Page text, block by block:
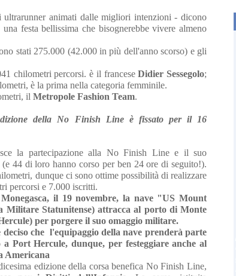
animati dalle migliori intenzioni - dicono
festa bellissima che bisognerebbe vivere almeno
stati 275.000 (42.000 in più dell'anno scorso) e gli
chilometri percorsi. è il franceseDidier Sessegolo;
è la prima nella categoria femminile.
il Metropole Fashion Team.
della No Finish Line è fissato per il 16
la partecipazione alla No Finish Line e il suo
44 di loro hanno corso per ben 24 ore di seguito!).
dunque ci sono ottime possibilità di realizzare
percorsi e 7.000 iscritti.
il 19 novembre, la nave "US Mount
Statunitense) attracca al porto di Monte
per porgere il suo omaggio militare.
che l'equipaggio della nave prenderà parte
Port Hercule, dunque, per festeggiare anche al
Americana
edizione della corsa benefica No Finish Line,